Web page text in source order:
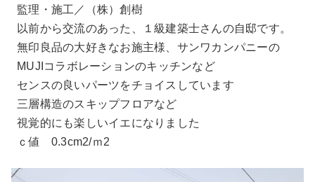
監理・施工／（株）創樹
以前から交流のあった、１級建築士さんの自邸です。
無印良品の大好きなお施主様、サンワカンパニーの
MUJIコラボレーションのキッチンなど
センスの良いパーツをチョイスしています
三層構造のスキップフロアなど
視覚的にも楽しいイエになりました
ｃ値 0.3cm2/ｍ2